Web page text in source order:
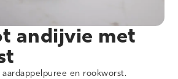
andijvie met
en rookworst.